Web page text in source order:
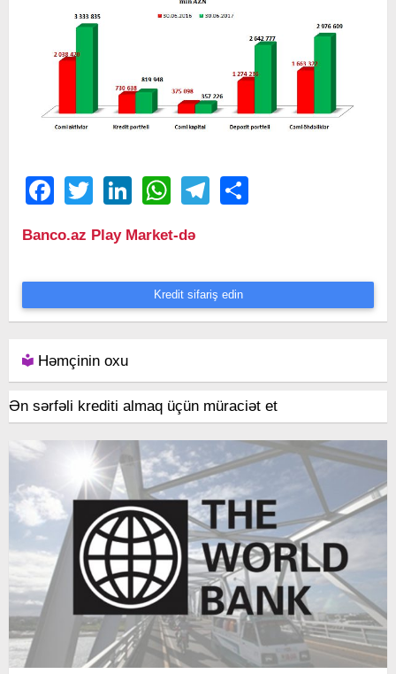
FacebookTwitter LinkedIn WhatsAppTelegram
Banco.az Play Market-də
Kredit sifariş edin
Həmçinin oxu
Ən sərfəli krediti almaq üçün müraciət et